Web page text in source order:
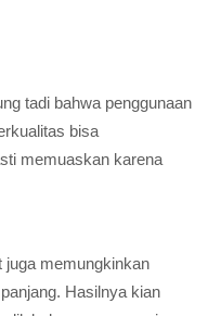
tadi bahwa penggunaan
bisa
memuaskan karena
juga memungkinkan
Hasilnya kian